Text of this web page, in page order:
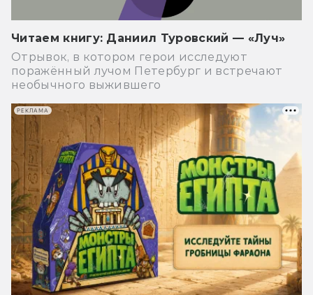
Читаем книгу: Даниил Туровский — «Луч»
Отрывок, в котором герои исследуют
поражённый лучом Петербург и встречают
необычного выжившего
РЕКЛАМА